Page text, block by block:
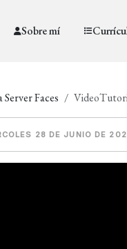
Sobre mí
Server Faces
28 DE JUNIO DE